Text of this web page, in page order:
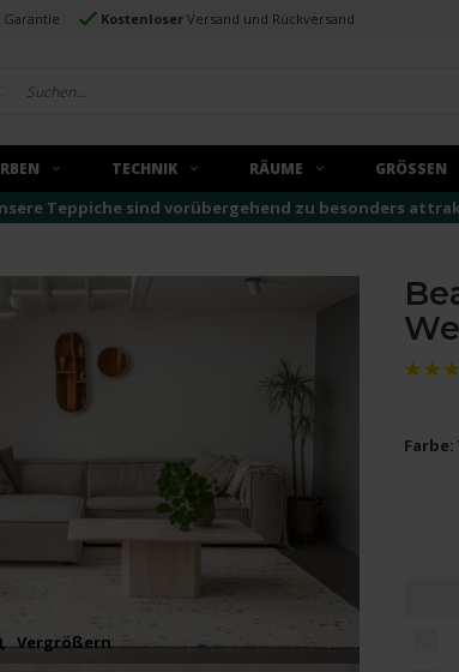
Garantie Kostenloser Versand und Rückversand
TECHNIK RÄUME GRÖSSEN
Teppiche sind vorübergehend zu besonders
Vergrößern
Farbe: